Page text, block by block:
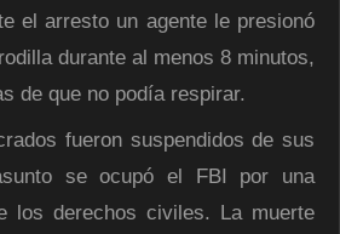
el arresto un agente le presionó
durante al menos 8 minutos,
de que no podía respirar.
fueron suspendidos de sus
se ocupó el FBI por una
los derechos civiles. La muerte